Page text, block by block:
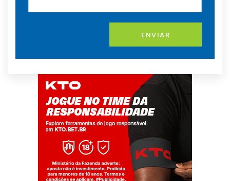
ENVIAR